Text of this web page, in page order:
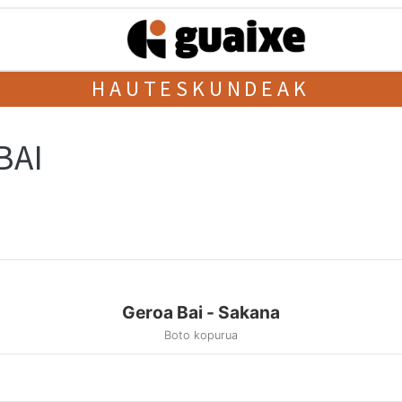
HAUTESKUNDEAK
Geroa Bai - Sakana
Boto kopurua